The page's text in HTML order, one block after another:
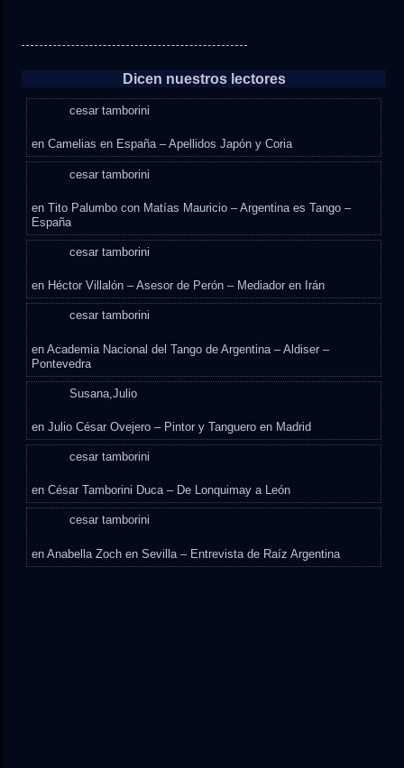
Dicen nuestros lectores
cesar tamborini
enCamelias en España – Apellidos Japón y Coria
cesar tamborini
enTito Palumbo con Matías Mauricio – Argentina es Tango –
España
cesar tamborini
en Héctor Villalón – Asesor de Perón – Mediador en Irán
cesar tamborini
enAcademia Nacional del Tango de Argentina – Aldiser –
Pontevedra
Susana,Julio
enJulio César Ovejero – Pintor y Tanguero en Madrid
cesar tamborini
enCésar Tamborini Duca – De Lonquimay a León
cesar tamborini
enAnabella Zoch en Sevilla – Entrevista de Raíz Argentina